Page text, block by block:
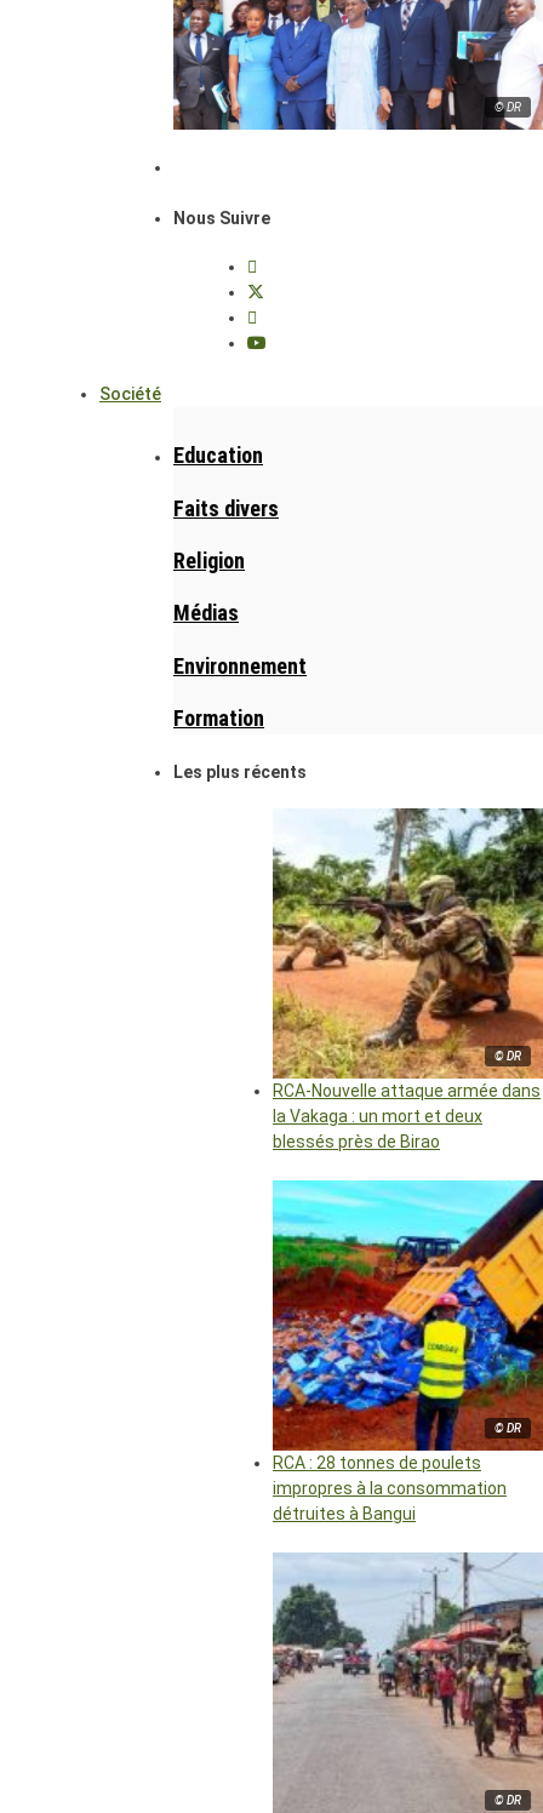
© DR
Nous Suivre
Société
Education
Faits divers
Religion
Médias
Environnement
Formation
Les plus récents
© DR
RCA-Nouvelle attaque armée dans
la Vakaga : un mort et deux
blessés près de Birao
© DR
RCA : 28 tonnes de poulets
impropres à la consommation
détruites à Bangui
© DR